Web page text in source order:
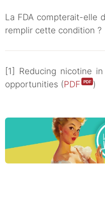
La FDA compterait-elle
remplir cette condition ?
[1] Reducing nicotine
opportunities (PDF )